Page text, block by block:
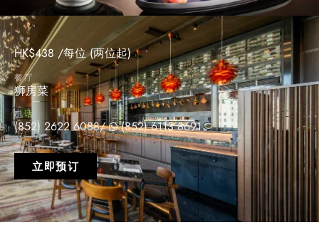
HK$438 /每位 (两位起)
餐厅
狮房菜
电话
(852) 2622 6088/ (852) 6113 8691
立即预订